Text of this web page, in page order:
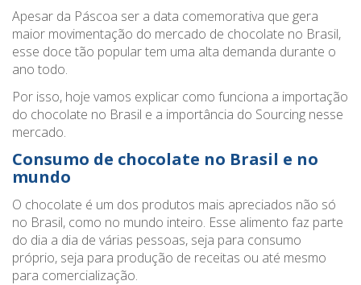
Apesar da Páscoa ser a data comemorativa que gera
maior movimentação do mercado de chocolate no Brasil,
esse doce tão popular tem uma alta demanda durante o
ano todo.
Por isso, hoje vamos explicar como funciona a importação
do chocolate no Brasil e a importância do Sourcing nesse
mercado.
Consumo de chocolate no Brasil e no
mundo
O chocolate é um dos produtos mais apreciados não só
no Brasil, como no mundo inteiro. Esse alimento faz parte
do dia a dia de várias pessoas, seja para consumo
próprio, seja para produção de receitas ou até mesmo
para comercialização.